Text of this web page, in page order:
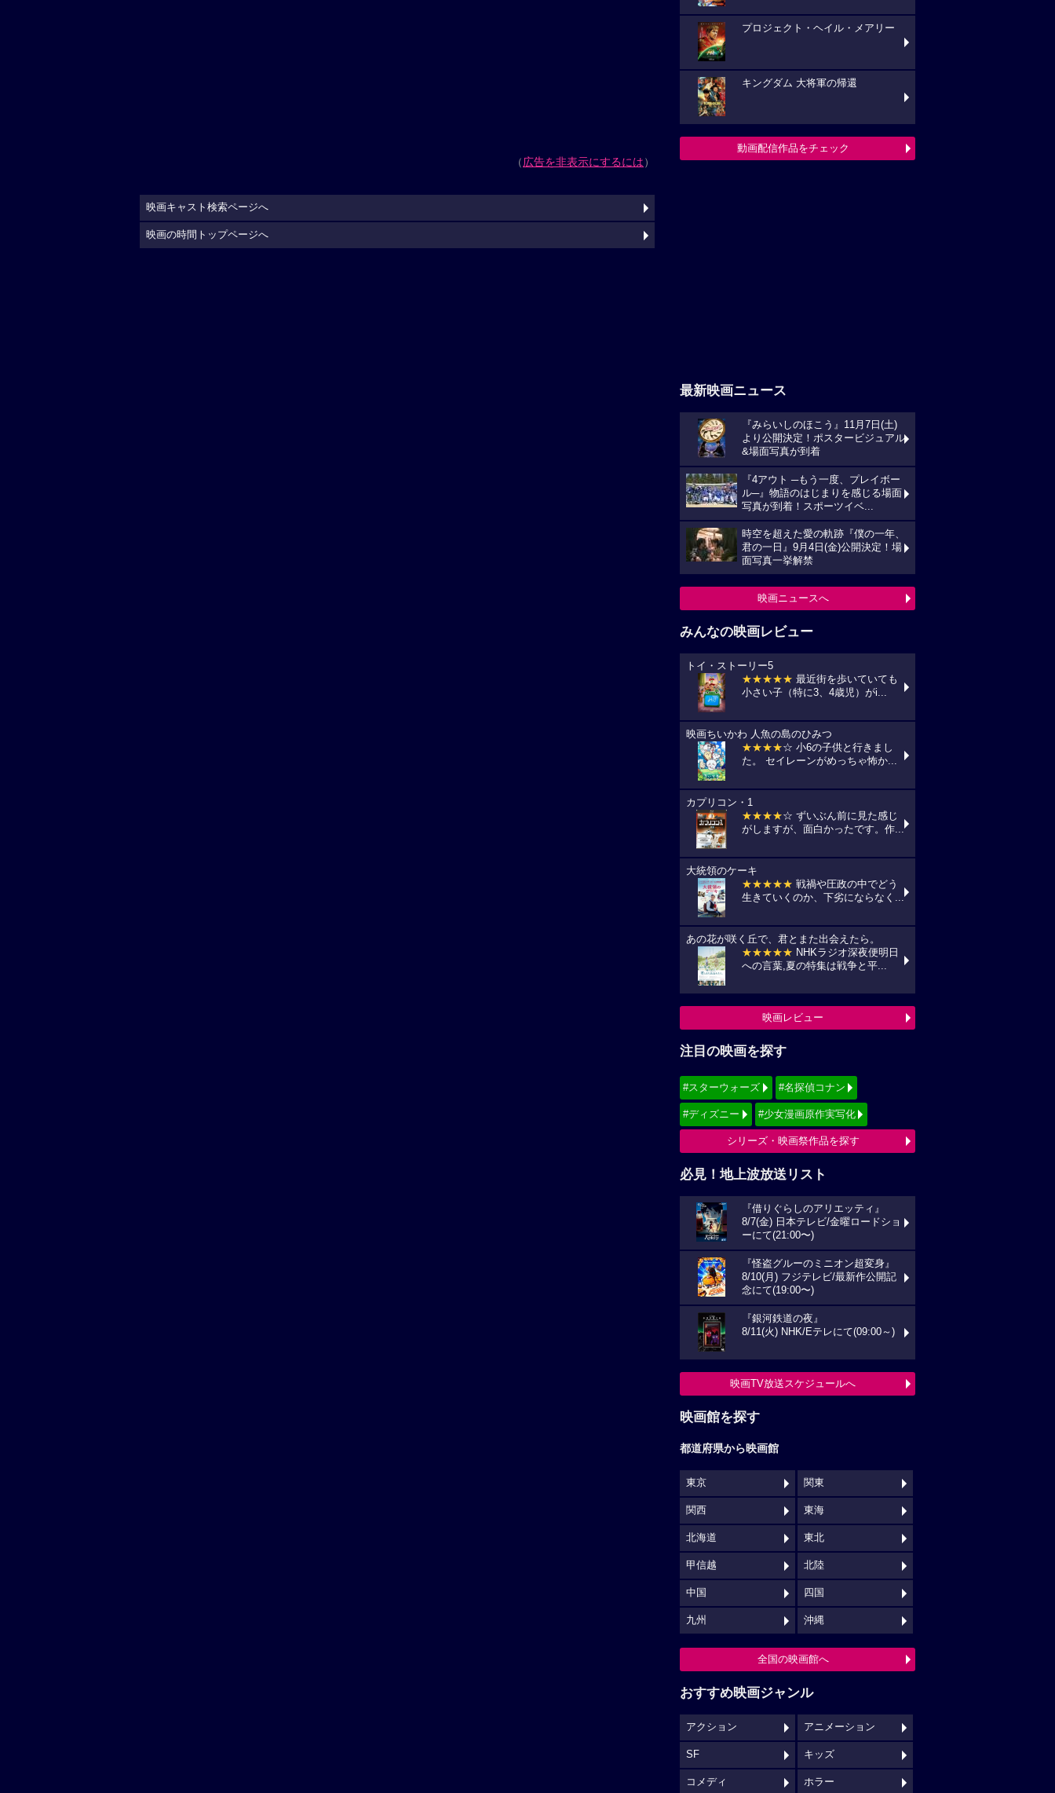
（広告を非表示にするには）
プロジェクト・ヘイル・メアリー
キングダム 大将軍の帰還
動画配信作品をチェック
最新映画ニュース
『みらいしのほこう』11月7日(土)
より公開決定！ポスタービジュアル
&場面写真が到着
『4アウト ─もう一度、プレイボー
ル─』物語のはじまりを感じる場面
写真が到着！スポーツイベ...
時空を超えた愛の軌跡『僕の一年、
君の一日』9月4日(金)公開決定！場
面写真一挙解禁
映画ニュースへ
みんなの映画レビュー
トイ・ストーリー5
★★★★★ 最近街を歩いていても
小さい子（特に3、4歳児）がi...
映画ちいかわ 人魚の島のひみつ
★★★★☆ 小6の子供と行きまし
た。 セイレーンがめっちゃ怖か...
カプリコン・1
★★★★☆ ずいぶん前に見た感じ
がしますが、面白かったです。作...
大統領のケーキ
★★★★★ 戦禍や圧政の中でどう
生きていくのか、下劣にならなく...
あの花が咲く丘で、君とまた出会えたら。
★★★★★ NHKラジオ深夜便明日
への言葉,夏の特集は戦争と平...
映画レビュー
注目の映画を探す
#スターウォーズ #名探偵コナン
#ディズニー #少女漫画原作実写化
シリーズ・映画祭作品を探す
必見！地上波放送リスト
『借りぐらしのアリエッティ』
8/7(金) 日本テレビ/金曜ロードショ
ーにて(21:00〜)
『怪盗グルーのミニオン超変身』
8/10(月) フジテレビ/最新作公開記
念にて(19:00〜)
『銀河鉄道の夜』
8/11(火) NHK/Eテレにて(09:00～)
映画TV放送スケジュールへ
映画館を探す
都道府県から映画館
東京 関東
関西 東海
北海道 東北
甲信越 北陸
中国 四国
九州 沖縄
全国の映画館へ
おすすめ映画ジャンル
アクション アニメーション
SF キッズ
コメディ ホラー
映画キャスト検索ページへ
映画の時間トップページへ